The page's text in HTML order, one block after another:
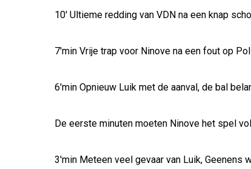
10' Ultieme redding van VDN na een knap
7'min Vrije trap voor Ninove na een fout op
6'min Opnieuw Luik met de aanval, de bal
De eerste minuten moeten Ninove het spel
3'min Meteen veel gevaar van Luik, Geenens